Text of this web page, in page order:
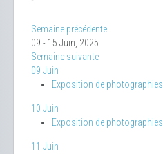
Semaine précédente
09 - 15 Juin, 2025
Semaine suivante
09 Juin
Exposition de photographies
10 Juin
Exposition de photographies
11 Juin